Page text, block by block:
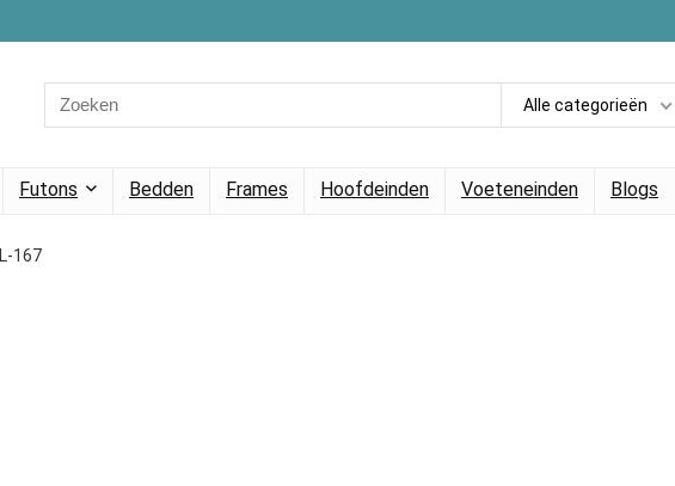
for:
Alle categorieën
Futons Bedden Frames Hoofdeinden Voeteneinden Blogs
167